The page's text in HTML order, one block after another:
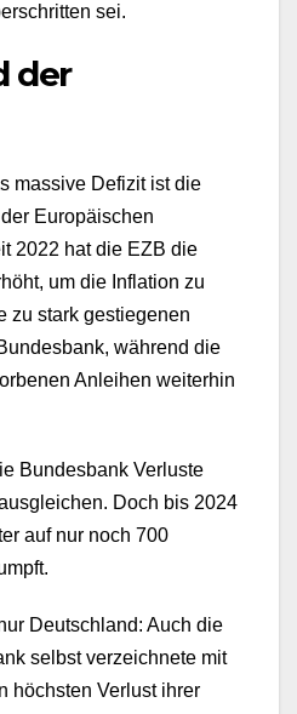
sei.
der
massive Defizit ist die
Europäischen
2022 hat die EZB die
um die Inflation zu
zu stark gestiegenen
während die
Anleihen weiterhin
Bundesbank Verluste
Doch bis 2024
auf nur noch 700
Deutschland: Auch die
selbst verzeichnete mit
höchsten Verlust ihrer